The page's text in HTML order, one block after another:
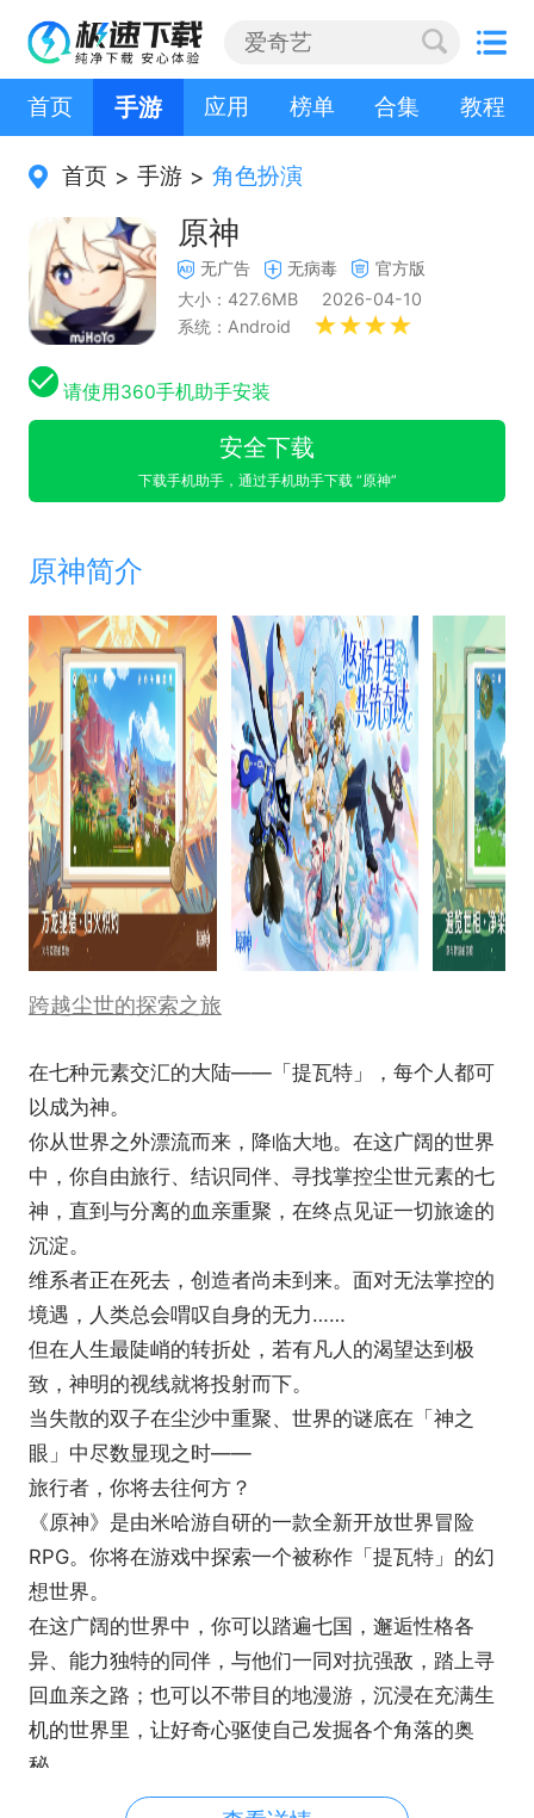
首页 手游 应用 榜单 合集 教程
首页 > 手游 > 角色扮演
原神
无广告 无病毒
官方版
大小：427.6MB
2026-04-10
系统：Android
请使用360手机助手安装
安全下载
下载手机助手，通过手机助手下载 “原神”
原神简介
跨越尘世的探索之旅
在七种元素交汇的大陆——「提瓦特」，每个人都可
以成为神。
你从世界之外漂流而来，降临大地。在这广阔的世界
中，你自由旅行、结识同伴、寻找掌控尘世元素的七
神，直到与分离的血亲重聚，在终点见证一切旅途的
沉淀。
维系者正在死去，创造者尚未到来。面对无法掌控的
境遇，人类总会喟叹自身的无力……
但在人生最陡峭的转折处，若有凡人的渴望达到极
致，神明的视线就将投射而下。
当失散的双子在尘沙中重聚、世界的谜底在「神之
眼」中尽数显现之时——
旅行者，你将去往何方？
《原神》是由米哈游自研的一款全新开放世界冒险
RPG。你将在游戏中探索一个被称作「提瓦特」的幻
想世界。
在这广阔的世界中，你可以踏遍七国，邂逅性格各
异、能力独特的同伴，与他们一同对抗强敌，踏上寻
回血亲之路；也可以不带目的地漫游，沉浸在充满生
机的世界里，让好奇心驱使自己发掘各个角落的奥
秘……